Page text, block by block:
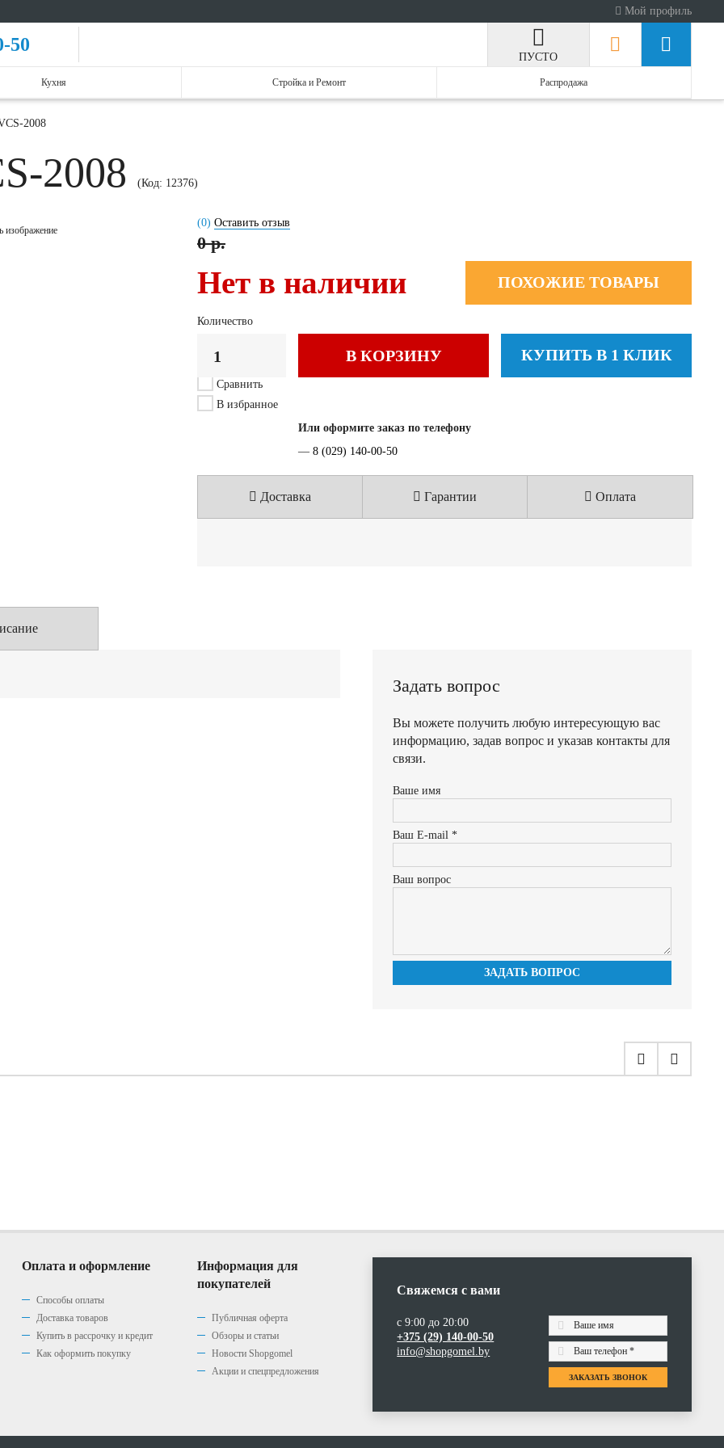
Мой профиль
50
ПУСТО
Кухня Стройка и Ремонт Распродажа
2008
2008 (Код: 12376)
изображение
(0) Оставить отзыв
0 р.
Нет в наличии ПОХОЖИЕ ТОВАРЫ
Количество
В КОРЗИНУ КУПИТЬ В 1 КЛИК
Сравнить
В избранное
Или оформите заказ по телефону
— 8 (029) 140-00-50
Доставка Гарантии Оплата
Задать вопрос
Вы можете получить любую интересующую вас
информацию, задав вопрос и указав контакты для
связи.
Ваше имя
Ваш E-mail *
Ваш вопрос
ЗАДАТЬ ВОПРОС
Оплата и оформление
Способы оплаты
Доставка товаров
Купить в рассрочку и кредит
Как оформить покупку
Информация для
покупателей
Публичная оферта
Обзоры и статьи
Новости Shopgomel
Акции и спецпредложения
Свяжемся с вами
с 9:00 до 20:00
+375 (29) 140-00-50
info@shopgomel.by
ЗАКАЗАТЬ ЗВОНОК